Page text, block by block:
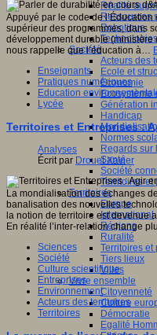
Réalité
Ressources
Robotique
Technologies
Société
Acteurs des
Ecole et
Economie
Ecosystème
Génération
Handicap
Normes
Regards sur
Santé
Société
Territoires et
Territoires
Europe
International
Régions
Ruralité
Territoires et
Tiers lieux
Villes
Vivre ensemble
Citoyenneté
Culture
Démocratie
Egalité
Appuyé par le code de
supérieur des programmes, dans
développement durable (ministère
nous rappelle que l’éducation à…
Enseignants
Pratiques numériques
Education
Lycée
Territoires et Entreprises :
Analyses
Écrit par Drouet Xavier
La mondialisation des échanges
banalisation des nouvelles
la notion de territoire est devenue
En réalité l’inter-relation change
Sciences
Société
Culture scientifique
Entreprises
Environnement
Acteurs des territoires
Territoires